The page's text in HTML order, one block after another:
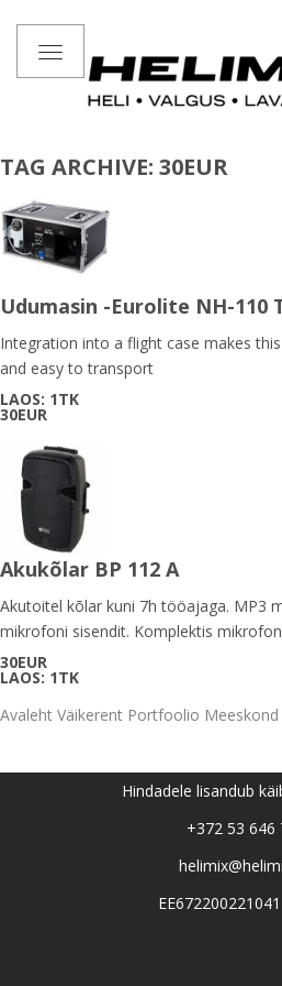
Toggle
navigation
TAG ARCHIVE: 30EUR
Udumasin -Eurolite NH-110
Integration into a flight case makes
and easy to transport
LAOS: 1TK
30EUR
Akukõlar BP 112 A
Akutoitel kõlar kuni 7h tööajaga. MP3
mikrofoni sisendit. Komplektis
30EUR
LAOS: 1TK
Avaleht Väikerent Portfoolio Meeskond
Hindadele lisandub
+372 53 646